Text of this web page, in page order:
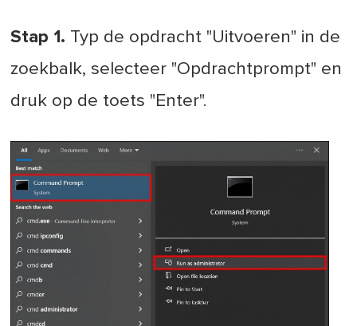
Stap 1. Typ de opdracht "Uitvoeren" in de
zoekbalk, selecteer "Opdrachtprompt" en
druk op de toets "Enter".